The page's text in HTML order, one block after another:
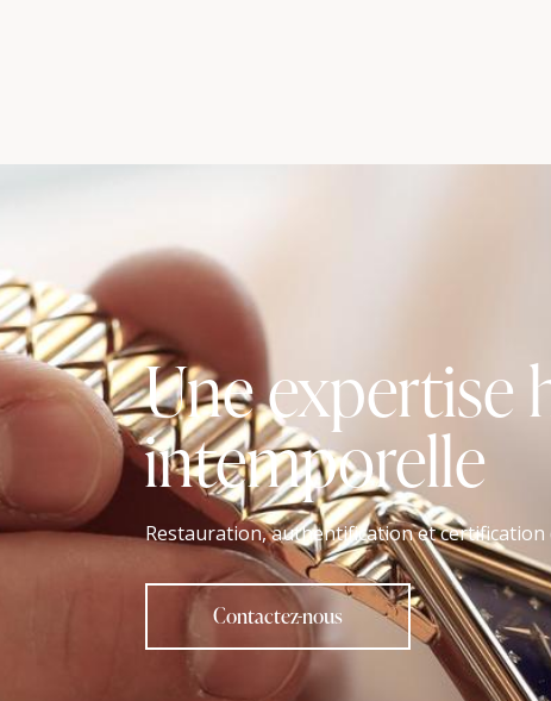
Une expertise
intemporelle
Restauration, authentification et certification
Contactez-nous